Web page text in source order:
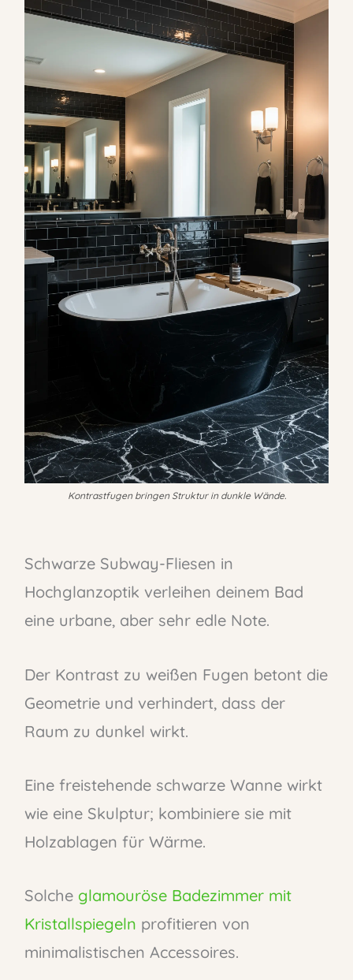
Kontrastfugen bringen Struktur in dunkle Wände.
Schwarze Subway-Fliesen in
Hochglanzoptik verleihen deinem Bad
eine urbane, aber sehr edle Note.
Der Kontrast zu weißen Fugen betont die
Geometrie und verhindert, dass der
Raum zu dunkel wirkt.
Eine freistehende schwarze Wanne wirkt
wie eine Skulptur; kombiniere sie mit
Holzablagen für Wärme.
Solche glamouröse Badezimmer mit
Kristallspiegeln profitieren von
minimalistischen Accessoires.